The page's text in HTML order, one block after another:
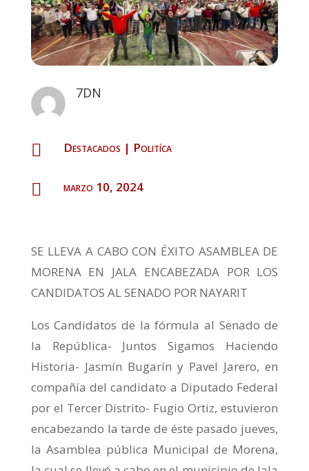
7DN
 Destacados | Politíca
 marzo 10, 2024
SE LLEVA A CABO CON ÉXITO ASAMBLEA DE
MORENA EN JALA ENCABEZADA POR LOS
CANDIDATOS AL SENADO POR NAYARIT
Los Candidatos de la fórmula al Senado de
la República- Juntos Sigamos Haciendo
Historia- Jasmín Bugarín y Pavel Jarero, en
compañía del candidato a Diputado Federal
por el Tercer Distrito- Fugio Ortiz, estuvieron
encabezando la tarde de éste pasado jueves,
la Asamblea pública Municipal de Morena,